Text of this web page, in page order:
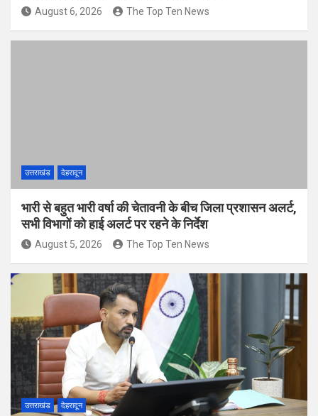
August 6, 2026 The Top Ten News
उत्तराखंड देहरादून
भारी से बहुत भारी वर्षा की चेतावनी के बीच जिला प्रशासन अलर्ट,
सभी विभागों को हाई अलर्ट पर रहने के निर्देश
August 5, 2026 The Top Ten News
उत्तराखंड देहरादून